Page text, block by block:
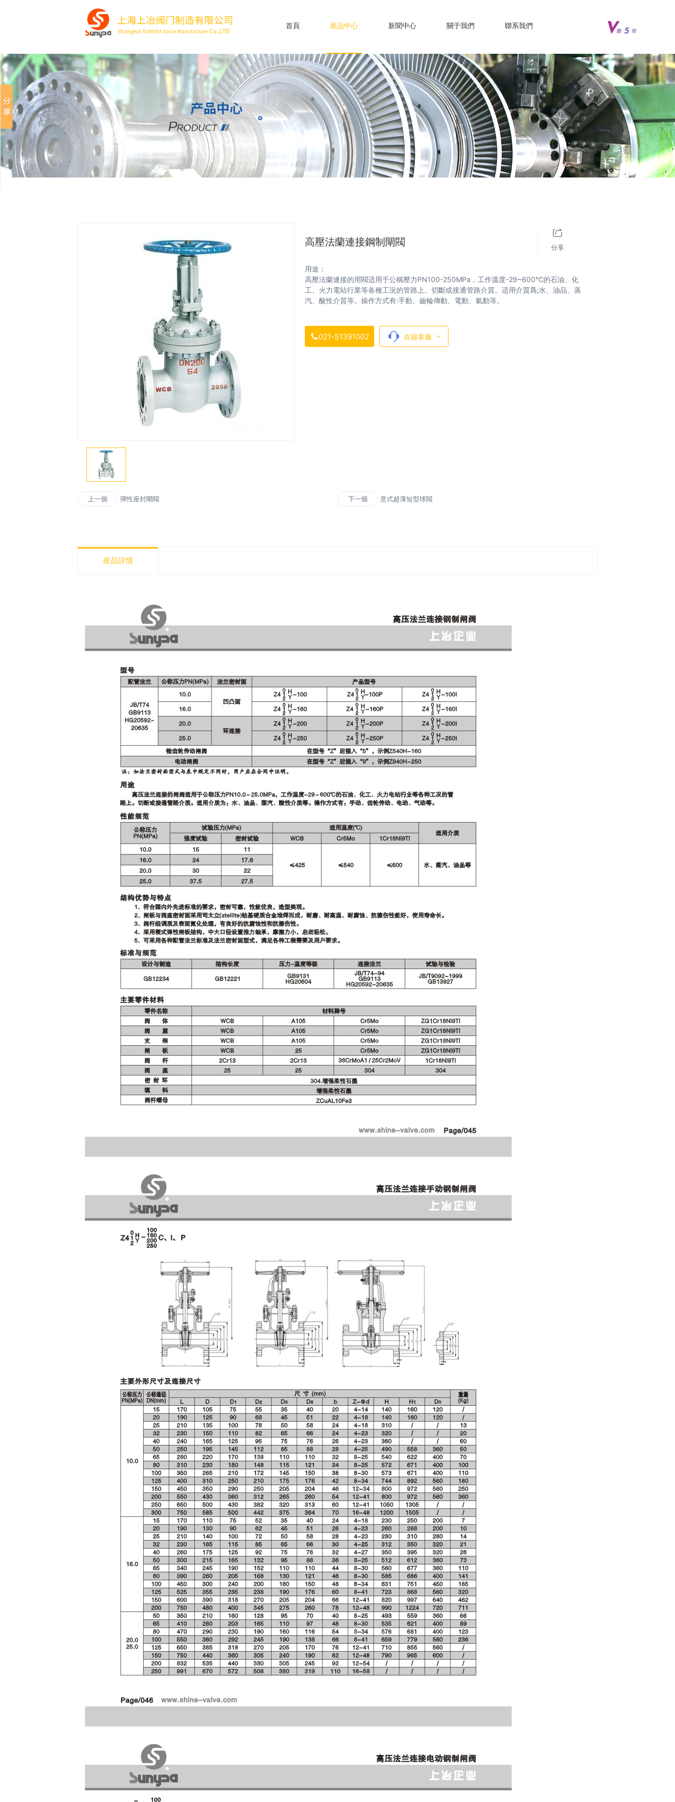
首頁 産品中心 新聞中心 關于我們 聯系我們
高壓法蘭連接鋼制閘閥 分享
用途：
高壓法蘭連接的用閥适用于公稱壓力PN100-250MPa，工作溫度-29~600℃的石油、化
工、火力電站行業等各種工況的管路上。切斷或接通管路介質。适用介質爲;水、油品、蒸
汽、酸性介質等。操作方式有:手動、齒輪傳動、電動、氣動等。
021-51391002 在線客服
上一個 彈性座封閘閥 下一個 意式超薄短型球閥
産品詳情
分享到
新浪微博
微信
百度貼吧
豆瓣
QQ好友
QQ空間
複制網址